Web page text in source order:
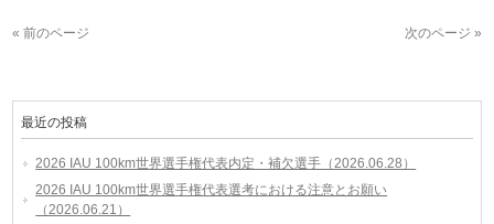
« 前のページ 次のページ »
最近の投稿
2026 IAU 100km世界選手権代表内定・補欠選手（2026.06.28）
2026 IAU 100km世界選手権代表選考における注意とお願い
（2026.06.21）